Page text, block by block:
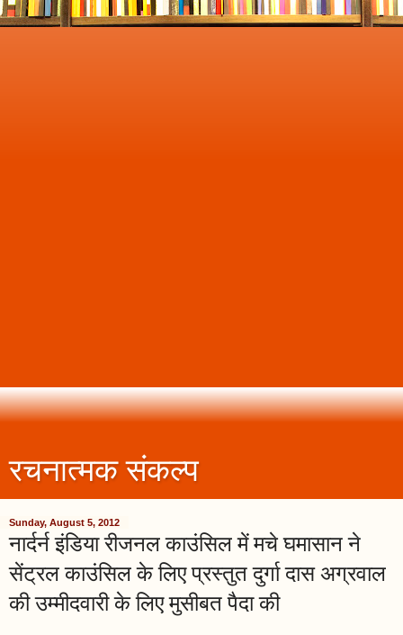
रचनात्मक संकल्प
Sunday, August 5, 2012
नार्दर्न इंडिया रीजनल काउंसिल में मचे घमासान ने
सेंट्रल काउंसिल के लिए प्रस्तुत दुर्गा दास अग्रवाल
की उम्मीदवारी के लिए मुसीबत पैदा की